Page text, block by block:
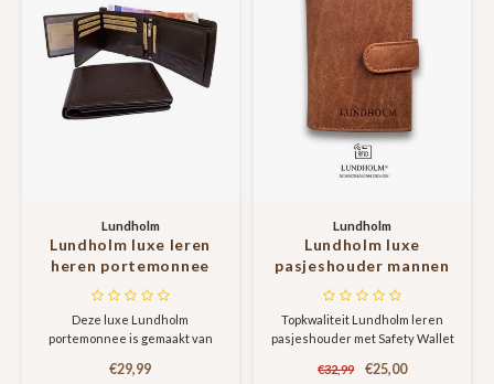
Lundholm
Lundholm luxe leren
heren portemonnee
heren leer RFID bruin -
anti skim bescherming
- billfold
herenportemonnee
leder donkerbruin -
Deze luxe Lundholm
portemonnee is gemaakt van
portemonnee is ingedeeld voor
€29,99
Lundholm
Lundholm luxe
pasjeshouder mannen
met portemonnee
RFID anti-skim
bescherming - Hunter
Bruin
Topkwaliteit Lundholm leren
pasjeshouder met Safety Wallet
Bruin
€32,99 €25,00